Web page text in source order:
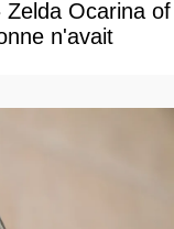
Zelda Ocarina of
n'avait